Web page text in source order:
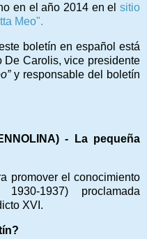
en el año 2014 en el sitio
Meo".
boletín en español está
De Carolis, vice presidente
y responsable del boletín
-
La pequeña
promover el conocimiento
1937) proclamada
XVI.